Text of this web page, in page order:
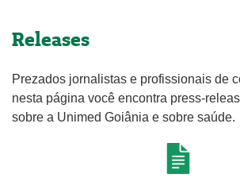
Imprensa
Institucional
Fale Conosco
Releases
Prezados jornalistas e profissionais de
nesta página você encontra press-
sobre a Unimed Goiânia e sobre saúde.